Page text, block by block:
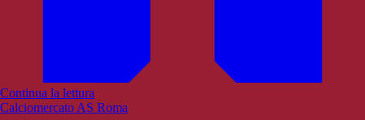
Continua la lettura
Calciomercato AS Roma